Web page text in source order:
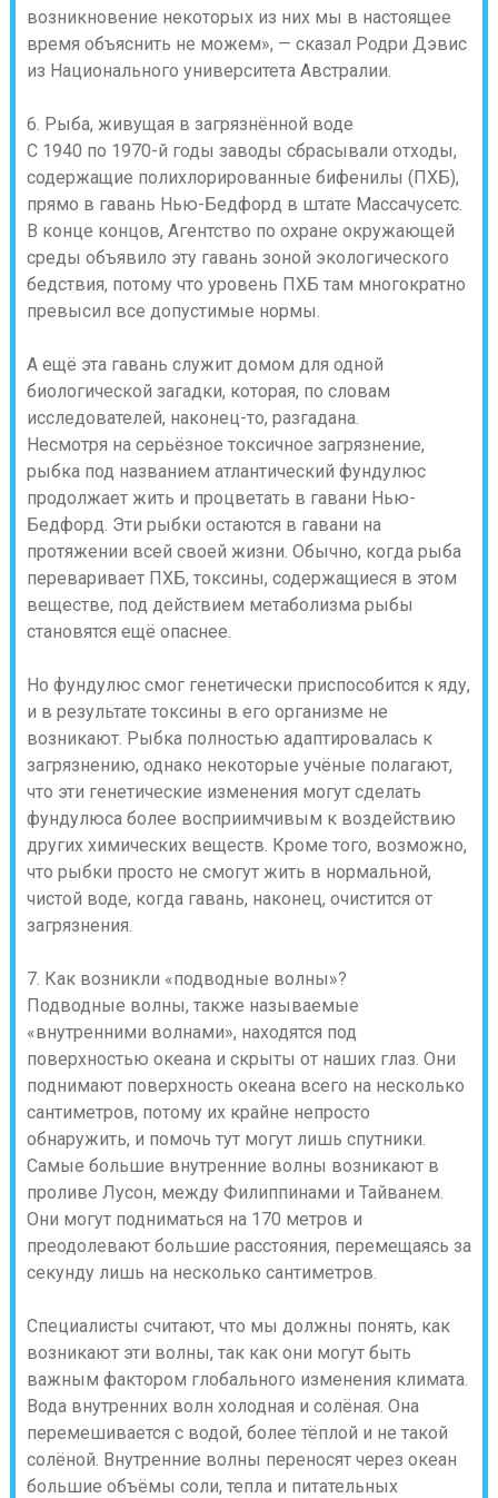
возникновение некоторых из них мы в настоящее
время объяснить не можем», — сказал Родри Дэвис
из Национального университета Австралии.
6. Рыба, живущая в загрязнённой воде
С 1940 по 1970-й годы заводы сбрасывали отходы,
содержащие полихлорированные бифенилы (ПХБ),
прямо в гавань Нью-Бедфорд в штате Массачусетс.
В конце концов, Агентство по охране окружающей
среды объявило эту гавань зоной экологического
бедствия, потому что уровень ПХБ там многократно
превысил все допустимые нормы.
А ещё эта гавань служит домом для одной
биологической загадки, которая, по словам
исследователей, наконец-то, разгадана.
Несмотря на серьёзное токсичное загрязнение,
рыбка под названием атлантический фундулюс
продолжает жить и процветать в гавани Нью-
Бедфорд. Эти рыбки остаются в гавани на
протяжении всей своей жизни. Обычно, когда рыба
переваривает ПХБ, токсины, содержащиеся в этом
веществе, под действием метаболизма рыбы
становятся ещё опаснее.
Но фундулюс смог генетически приспособится к яду,
и в результате токсины в его организме не
возникают. Рыбка полностью адаптировалась к
загрязнению, однако некоторые учёные полагают,
что эти генетические изменения могут сделать
фундулюса более восприимчивым к воздействию
других химических веществ. Кроме того, возможно,
что рыбки просто не смогут жить в нормальной,
чистой воде, когда гавань, наконец, очистится от
загрязнения.
7. Как возникли «подводные волны»?
Подводные волны, также называемые
«внутренними волнами», находятся под
поверхностью океана и скрыты от наших глаз. Они
поднимают поверхность океана всего на несколько
сантиметров, потому их крайне непросто
обнаружить, и помочь тут могут лишь спутники.
Самые большие внутренние волны возникают в
проливе Лусон, между Филиппинами и Тайванем.
Они могут подниматься на 170 метров и
преодолевают большие расстояния, перемещаясь за
секунду лишь на несколько сантиметров.
Специалисты считают, что мы должны понять, как
возникают эти волны, так как они могут быть
важным фактором глобального изменения климата.
Вода внутренних волн холодная и солёная. Она
перемешивается с водой, более тёплой и не такой
солёной. Внутренние волны переносят через океан
большие объёмы соли, тепла и питательных